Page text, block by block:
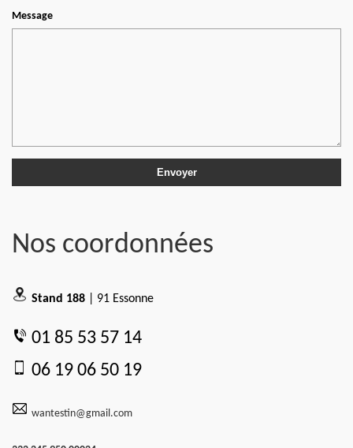
Message
Nos coordonnées
Stand 188 | 91 Essonne
01 85 53 57 14
06 19 06 50 19
wantestin@gmail.com